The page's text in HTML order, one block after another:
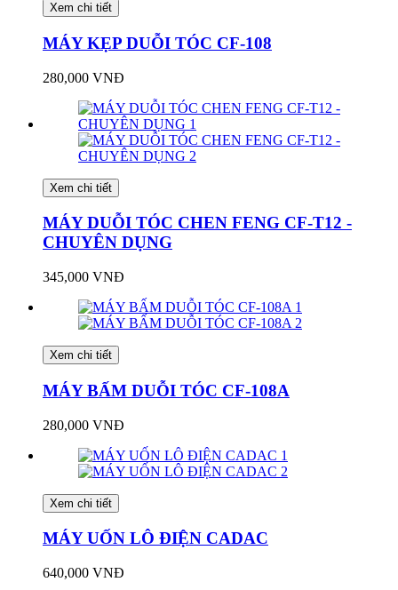
Xem chi tiết
MÁY KẸP DUỖI TÓC CF-108
280,000 VNĐ
Xem chi tiết
MÁY DUỖI TÓC CHEN FENG CF-T12 -
CHUYÊN DỤNG
345,000 VNĐ
Xem chi tiết
MÁY BẤM DUỖI TÓC CF-108A
280,000 VNĐ
Xem chi tiết
MÁY UỐN LÔ ĐIỆN CADAC
640,000 VNĐ